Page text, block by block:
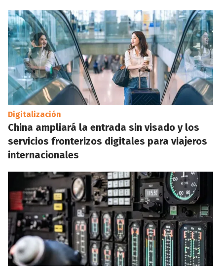
Digitalización
China ampliará la entrada sin visado y los
servicios fronterizos digitales para viajeros
internacionales